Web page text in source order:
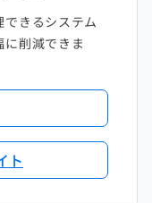
きるシステム
削減できま
ト